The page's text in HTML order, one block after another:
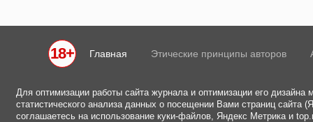
18+ Главная Этические принципы авторов
Для оптимизации работы сайта журнала и оптимизации его
статистического анализа данных о посещении Вами страниц
соглашаетесь на использование куки-файлов, Яндекс Метрика и